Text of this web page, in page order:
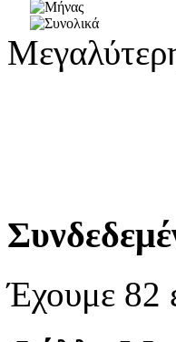
Έχουμε 82